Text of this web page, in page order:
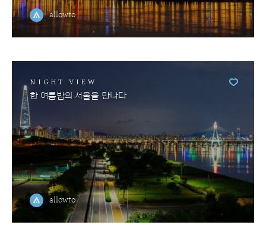
allowto
NIGHT VIEW
한 여름밤의 서울을 만나다
allowto